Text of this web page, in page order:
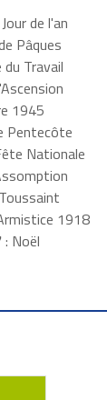
de l'an
Pâques
Travail
1945
Pentecôte
Nationale
1918
: Noël